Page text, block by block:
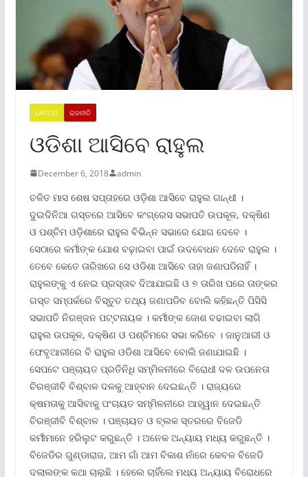
LATEST ରାଜନୀତି
ଓଡିଶା ଆସିବେ ରାହୁଲ
December 6, 2018 admin
ଚଳିତ ମାସ ଶେଷ ସପ୍ତାହରେ ଓଡ଼ିଶା ଆସିବେ ରାହୁଲ ଗାନ୍ଧୀ ।
ଦୁଇଦିନିଆ ଗସ୍ତରେ ଆସିବେ କଂଗ୍ରେସ ସଭାପତି ଉପକୂଳ, ଦକ୍ଷିଣ
ଓ ପଶ୍ଚିମ ଓଡ଼ିଶାରେ ରାହୁଲ ବିଭିନ୍ନ ସଭାରେ ଯୋଗ ଦେବେ ।
ସେଠାରେ କର୍ମୀଙ୍କ ଯୋଶ ବଢ଼ାଇବା ପାଇଁ ଉଦବୋଧନ ଦେବେ ରାହୁଲ ।
ତେବେ କେତେ ତାରିଖରେ ସେ ଓଡିଶା ଆସିବେ ତାହା ଜଣାପଡିନାହିଁ ।
ରାହୁଲଙ୍କୁ ଏ ନେଇ ପ୍ରସ୍ତାବ ଦିଆଯାଇଛି ଓ ୭ ତାରିଖ ପରେ ତାଙ୍କର
ଗସ୍ତ ସମ୍ପର୍କରେ ବିସ୍ତୁତ ତଥ୍ୟ ଜଣାପଡିବ ବୋଲି କହିଛନ୍ତି ପିସିସି
ସଭାପତି ନିରଞ୍ଜନ ପଟ୍ଟନାୟକ । କର୍ମୀଙ୍କ ଜୋଶ ବଢାଇବା ଲାଗି
ରାହୁଲ ଉପକୂଳ, ଦକ୍ଷିଣ ଓ ପଶ୍ଚିମରେ ସଭା କରିବେ । ଜାନୁଆରୀ ଓ
ଫେବୃଆରୀରେ ବି ରାହୁଲ ଓଡିଶା ଆସିବେ ବୋଲି ଜଣାଯାଇଛି ।
ସେପଟେ ପଞ୍ଚାୟତ ପ୍ରତିନିଧି ସମ୍ମିଳନୀରେ ବିରୋଧୀ ଦଳ ଉପନେତା
ଚିରଞ୍ଜୀବି ବିଶ୍ବାଳ ଦଳକୁ ଆହ୍ବାନ ଦେଇଛନ୍ତି । ରାଜ୍ୟରେ
କ୍ଷମତାକୁ ଆସିବାକୁ ପଂଚାୟତ ସମ୍ମିଳନୀରେ ଆହ୍ୱାନ ଦେଇଛନ୍ତି
ଚିରଞ୍ଜୀବି ବିଶ୍ବାଳ । ପଞ୍ଚାୟତ ଓ ବ୍ଲକ ସ୍ତରରେ ବିଜେଡି
କର୍ମୀମାନେ ହରିଲୁଟ କରୁଛନ୍ତି । ଅନେକ ଅନ୍ୟାୟ ମଧ୍ୟ କରୁଛନ୍ତି ।
ବିଜେଡିର ଗୁଣ୍ଡାରାଜ, ଆମ ଗାଁ ଆମ ବିକାଶ ନାଁରେ କେବଳ ବିଜେଡି
ଦଲାଲଙ୍କ କଥା ଚାଲୁଛି । ହେଲେ ଚାହିଁଲେ ମଧ୍ୟ ଅନ୍ୟାୟ ବିରୋଧରେ